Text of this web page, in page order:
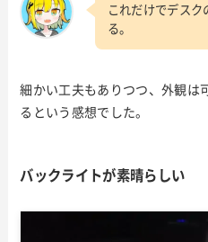
これだけでデス
る。
細かい工夫もありつつ、外観は
るという感想でした。
バックライトが素晴らしい